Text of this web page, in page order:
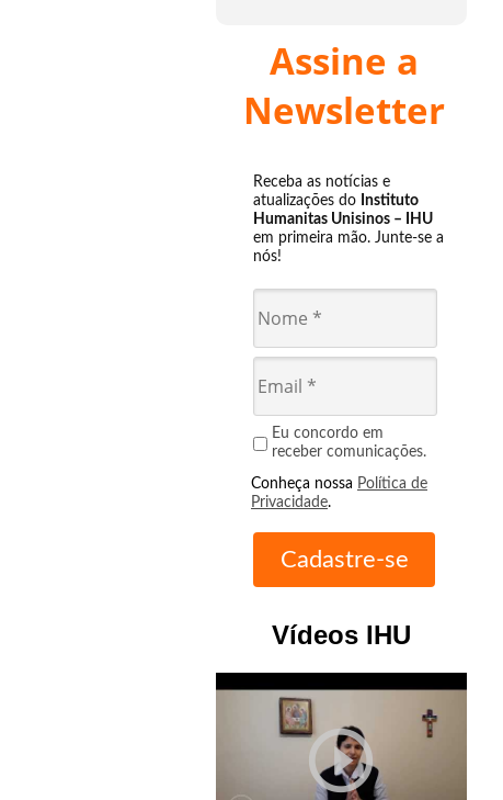
Assine a
Newsletter
Receba as notícias e
atualizações do Instituto
Humanitas Unisinos – IHU
em primeira mão. Junte-se a
nós!
Eu concordo em
receber comunicações.
Conheça nossa Política de
Privacidade.
Vídeos IHU
play_circle_outline